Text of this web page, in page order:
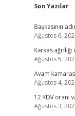
Son Yazılar
Başkasının
Ağustos 6,
Karkas
Ağustos 5,
Avam
Ağustos 4,
12 KDV oranı
Ağustos 3,